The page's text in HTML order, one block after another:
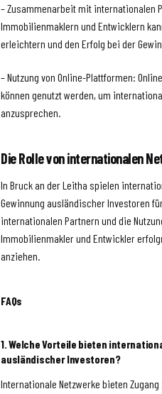
– Zusammenarbeit mit internationalen
Immobilienmaklern und Entwicklern
erleichtern und den Erfolg bei der
– Nutzung von Online-Plattformen:
können genutzt werden, um
anzusprechen.
Die Rolle von internationalen
In Bruck an der Leitha spielen
Gewinnung ausländischer Investoren
internationalen Partnern und die
Immobilienmakler und Entwickler
anziehen.
FAQs
1. Welche Vorteile bieten
ausländischer Investoren?
Internationale Netzwerke bieten